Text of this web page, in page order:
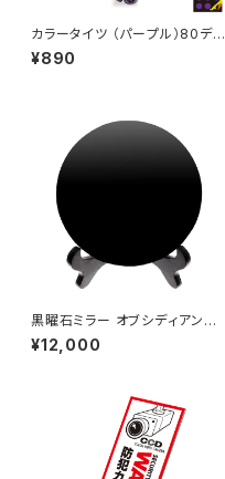
カラータイツ （パープル）80デニ
ール 5万足の販売実績 41色 パ
ーティ コスプレ 仮装 イベントに
¥890
黒曜石ミラー オブシディアンペ
ンタクルミラー スタンド付 Eタイ
プ AK-108E Amuleri（アミュレ
¥12,000